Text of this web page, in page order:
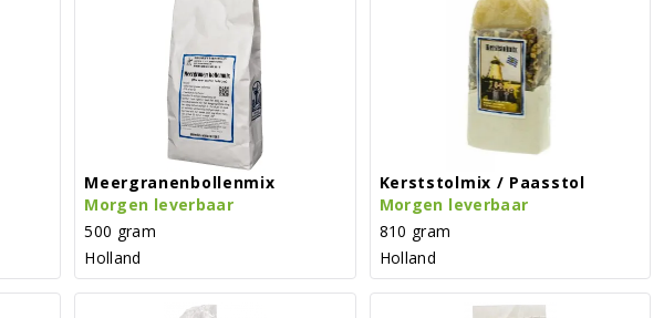
Meergranenbollenmix
Morgen leverbaar
500 gram
Holland
Kerststolmix / Paasstol
Morgen leverbaar
810 gram
Holland